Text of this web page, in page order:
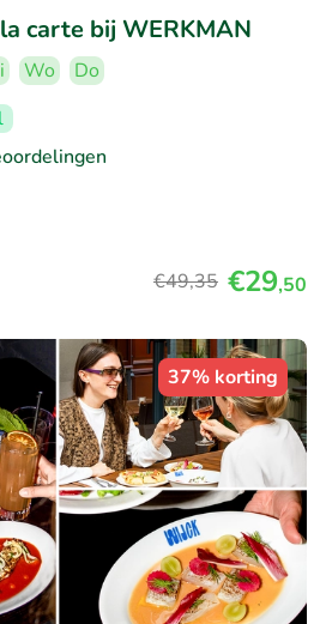
carte bij WERKMAN
Wo
Do
€49,35 €29,50
37% korting